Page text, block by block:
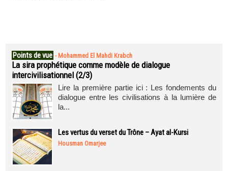
Points de vue - Mohammed El Mahdi Krabch
La sira prophétique comme modèle de dialogue
intercivilisationnel (2/3)
Lire la première partie ici : Les fondements du
dialogue entre les civilisations à la lumière de
la...
Les vertus du verset du Trône – Ayat al-Kursi
Housman Omarjee